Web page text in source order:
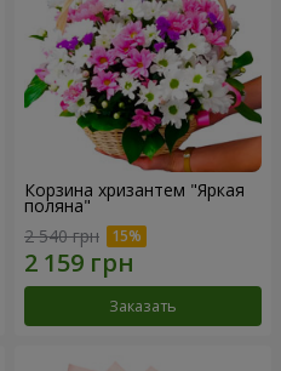
Корзина хризантем "Яркая
поляна"
2 540 грн
Заказать